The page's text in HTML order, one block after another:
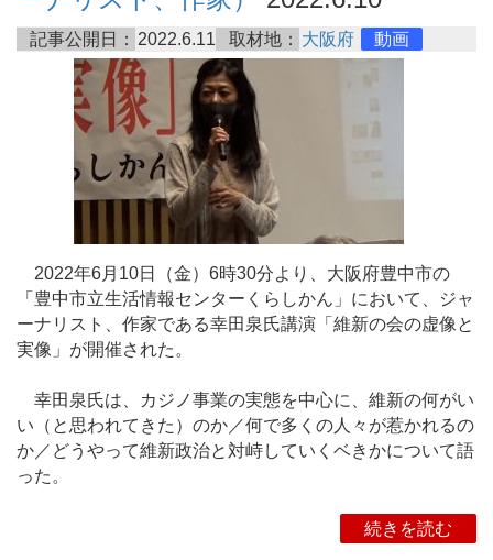
記事公開日： 2022.6.11 取材地： 大阪府 動画
2022年6月10日（金）6時30分より、大阪府豊中市の
「豊中市立生活情報センターくらしかん」において、ジャ
ーナリスト、作家である幸田泉氏講演「維新の会の虚像と
実像」が開催された。
幸田泉氏は、カジノ事業の実態を中心に、維新の何がい
い（と思われてきた）のか／何で多くの人々が惹かれるの
か／どうやって維新政治と対峙していくベきかについて語
った。
続きを読む